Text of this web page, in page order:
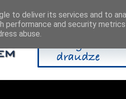
to deliver its services and to
performance and security
abuse.